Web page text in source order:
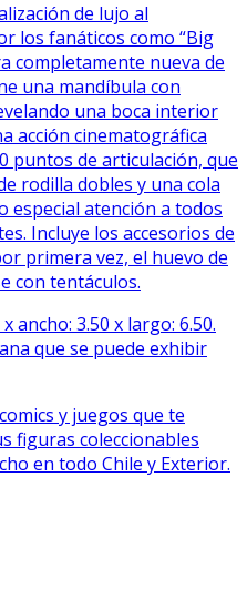
de lujo al
los fanáticos como “Big
completamente nueva de
una mandíbula con
una boca interior
acción cinematográfica
puntos de articulación, que
rodilla dobles y una cola
especial atención a todos
Incluye los accesorios de
primera vez, el huevo de
con tentáculos.
ancho: 3.50 x largo: 6.50.
que se puede exhibir
y juegos que te
figuras coleccionables
en todo Chile y Exterior.